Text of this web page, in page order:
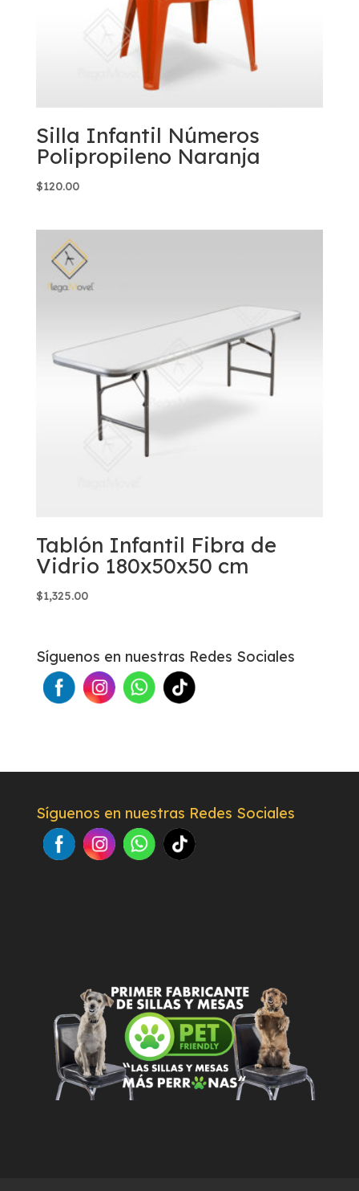
Silla Infantil Números
Polipropileno Naranja
$120.00
Tablón Infantil Fibra de
Vidrio 180x50x50 cm
$1,325.00
Síguenos en nuestras Redes Sociales
Síguenos en nuestras Redes Sociales